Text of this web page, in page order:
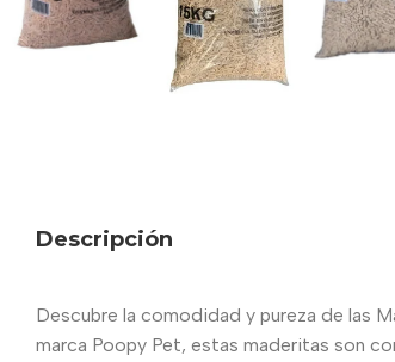
Descripción
Descubre la comodidad y pureza de las
marca Poopy Pet, estas maderitas son